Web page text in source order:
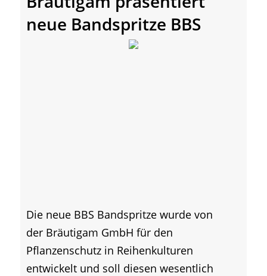
neue Bandspritze BBS
Die neue BBS Bandspritze wurde von
der Bräutigam GmbH für den
Pflanzenschutz in Reihenkulturen
entwickelt und soll diesen wesentlich